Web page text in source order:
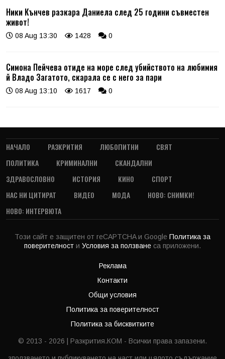
Ники Кънчев разкара Даниела след 25 години съвместен
живот!
08 Aug 13:30 1428 0
Симона Пейчева отиде на море след убийството на любимия
й Владо Загатото, скарала се с него за пари
08 Aug 13:10 1617 0
НАЧАЛО РАЗКРИТИЯ ЛЮБОПИТНИ
СВЯТ
ПОЛИТИКА
КРИМИНАЛНИ
СКАНДАЛНИ
ЗДРАВОСЛОВНО
ИСТОРИЯ КИНО
СПОРТ
НАС НИ ЦИТИРАТ
ВИДЕО МОДА
НОВО: СНИМКИ!
НОВО: ИНТЕРВЮТА
Този сайт е защитен от reCAPTCHA и Google Политика за
поверителност и Условия за ползване са приложени.
Реклама
Контакти
Общи условия
Политика за поверителност
Политика за бисквитките
© 2013 - 2026 | Разкрития.КОМ - Всички права запазени.